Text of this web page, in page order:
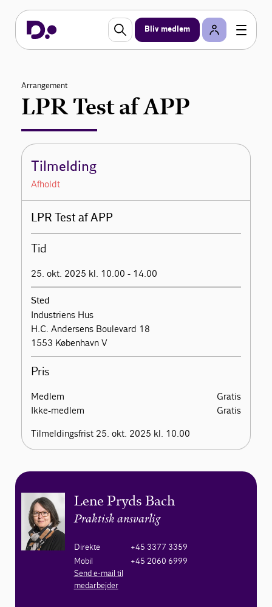
Bliv medlem
Arrangement
LPR Test af APP
Tilmelding
Afholdt
LPR Test af APP
Tid
25. okt. 2025 kl. 10.00 - 14.00
Sted
Industriens Hus
H.C. Andersens Boulevard 18
1553 København V
Pris
Medlem
Gratis
Ikke-medlem
Gratis
Tilmeldingsfrist 25. okt. 2025 kl. 10.00
Lene Pryds Bach
Praktisk ansvarlig
Direkte
+45 3377 3359
Mobil
+45 2060 6999
Send e-mail til
medarbejder